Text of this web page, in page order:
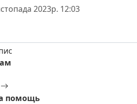
2023р. 12:03
помощь